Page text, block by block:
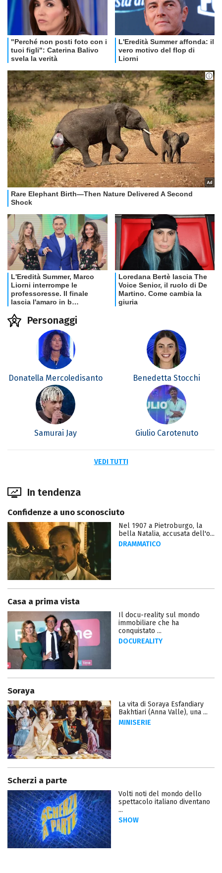
Personaggi
Donatella Mercoledisanto Benedetta Stocchi
Samurai Jay Giulio Carotenuto
VEDI TUTTI
In tendenza
Confidenze a uno sconosciuto
Nel 1907 a Pietroburgo, la
bella Natalia, accusata dell'o...
DRAMMATICO
Casa a prima vista
Il docu-reality sul mondo
immobiliare che ha
conquistato ...
DOCUREALITY
Soraya
La vita di Soraya Esfandiary
Bakhtiari (Anna Valle), una ...
MINISERIE
Scherzi a parte
Volti noti del mondo dello
spettacolo italiano diventano
...
SHOW